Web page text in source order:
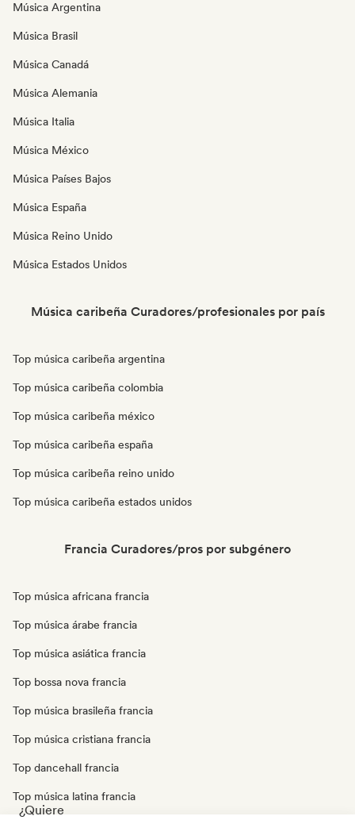
Música Argentina
Música Brasil
Música Canadá
Música Alemania
Música Italia
Música México
Música Países Bajos
Música España
Música Reino Unido
Música Estados Unidos
Música caribeña Curadores/profesionales por país
Top música caribeña argentina
Top música caribeña colombia
Top música caribeña méxico
Top música caribeña españa
Top música caribeña reino unido
Top música caribeña estados unidos
Francia Curadores/pros por subgénero
Top música africana francia
Top música árabe francia
Top música asiática francia
Top bossa nova francia
Top música brasileña francia
Top música cristiana francia
Top dancehall francia
Top música latina francia
¿Quiere